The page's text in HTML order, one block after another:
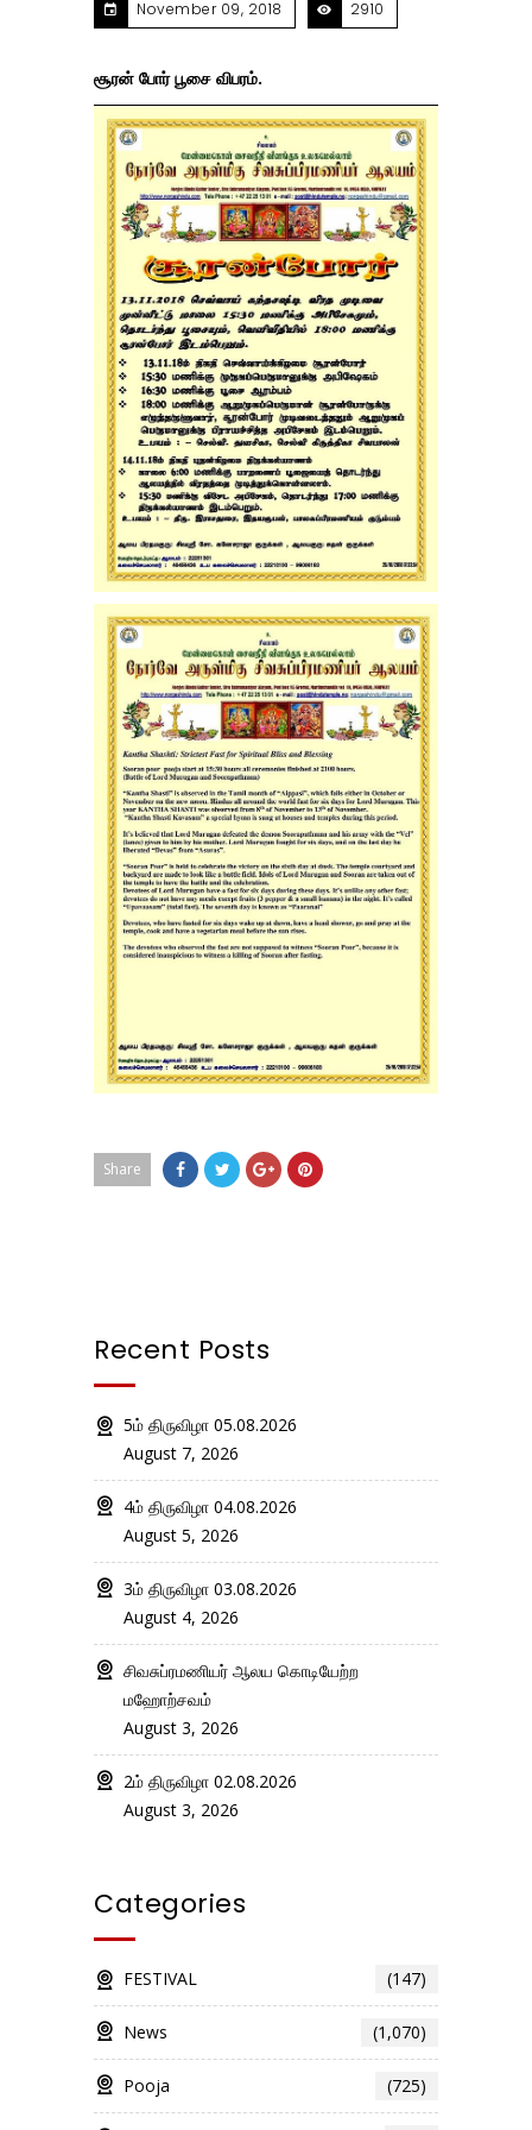
November 09, 2018 2910
சூரன் போர் பூசை விபரம்.
Share
Recent Posts
5ம் திருவிழா 05.08.2026
August 7, 2026
4ம் திருவிழா 04.08.2026
August 5, 2026
3ம் திருவிழா 03.08.2026
August 4, 2026
சிவசுப்ரமணியர் ஆலய கொடியேற்ற
மஹோற்சவம்
August 3, 2026
2ம் திருவிழா 02.08.2026
August 3, 2026
Categories
FESTIVAL (147)
News (1,070)
Pooja (725)